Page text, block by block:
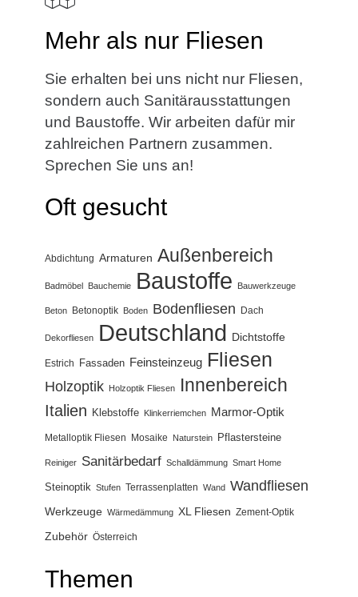
Mehr als nur Fliesen
Sie erhalten bei uns nicht nur Fliesen,
sondern auch Sanitärausstattungen
und Baustoffe. Wir arbeiten dafür mir
zahlreichen Partnern zusammen.
Sprechen Sie uns an!
Oft gesucht
Abdichtung Armaturen Außenbereich
Badmöbel Bauchemie Baustoffe Bauwerkzeuge
Beton Betonoptik Boden Bodenfliesen Dach
Dekorfliesen Deutschland Dichtstoffe
Estrich Fassaden Feinsteinzeug Fliesen
Holzoptik Holzoptik Fliesen Innenbereich
Italien Klebstoffe Klinkerriemchen Marmor-Optik
Metalloptik Fliesen Mosaike Naturstein Pflastersteine
Reiniger Sanitärbedarf Schalldämmung Smart Home
Steinoptik Stufen Terrassenplatten Wand Wandfliesen
Werkzeuge Wärmedämmung XL Fliesen Zement-Optik
Zubehör Österreich
Themen